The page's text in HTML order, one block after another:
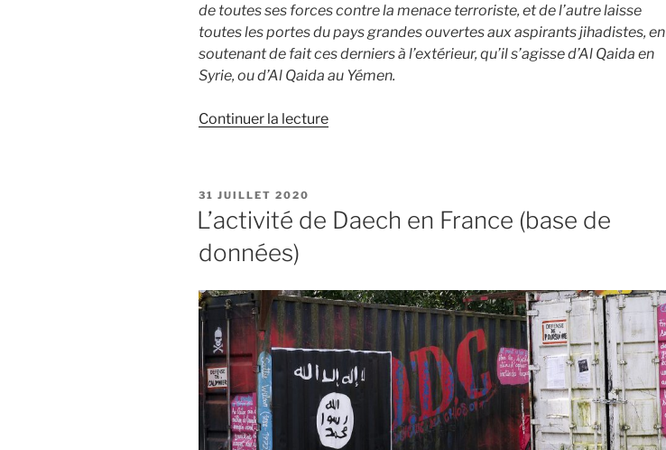
de toutes ses forces contre la menace terroriste, et de l’autre laisse
toutes les portes du pays grandes ouvertes aux aspirants jihadistes, en
soutenant de fait ces derniers à l’extérieur, qu’il s’agisse d’Al Qaida en
Syrie, ou d’Al Qaida au Yémen.
Continuer la lecturede
indien
France »
PUBLIÉ
LE
31 JUILLET 2020
L’activité de Daech en France (base de
données)